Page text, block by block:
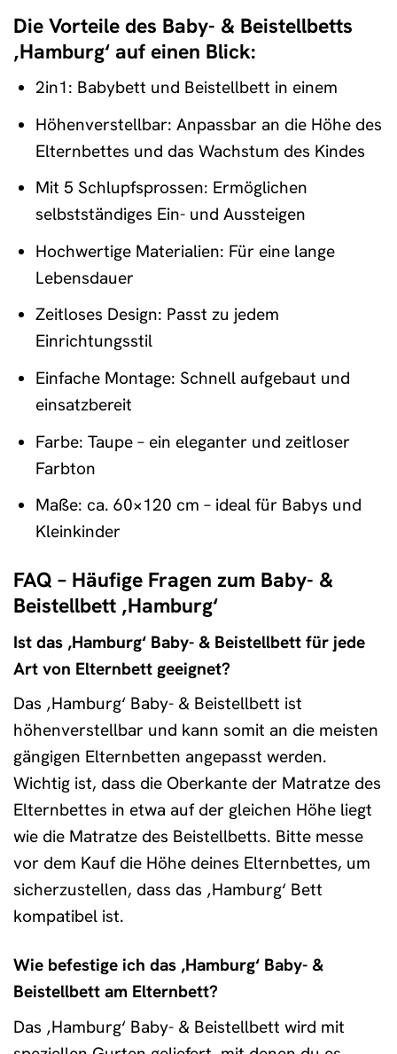
Die Vorteile des Baby- & Beistellbetts
‚Hamburg‘ auf einen Blick:
2in1: Babybett und Beistellbett in einem
Höhenverstellbar: Anpassbar an die Höhe des
Elternbettes und das Wachstum des Kindes
Mit 5 Schlupfsprossen: Ermöglichen
selbstständiges Ein- und Aussteigen
Hochwertige Materialien: Für eine lange
Lebensdauer
Zeitloses Design: Passt zu jedem
Einrichtungsstil
Einfache Montage: Schnell aufgebaut und
einsatzbereit
Farbe: Taupe – ein eleganter und zeitloser
Farbton
Maße: ca. 60×120 cm – ideal für Babys und
Kleinkinder
FAQ – Häufige Fragen zum Baby- &
Beistellbett ‚Hamburg‘
Ist das ‚Hamburg‘ Baby- & Beistellbett für jede
Art von Elternbett geeignet?
Das ‚Hamburg‘ Baby- & Beistellbett ist
höhenverstellbar und kann somit an die meisten
gängigen Elternbetten angepasst werden.
Wichtig ist, dass die Oberkante der Matratze des
Elternbettes in etwa auf der gleichen Höhe liegt
wie die Matratze des Beistellbetts. Bitte messe
vor dem Kauf die Höhe deines Elternbettes, um
sicherzustellen, dass das ‚Hamburg‘ Bett
kompatibel ist.
Wie befestige ich das ‚Hamburg‘ Baby- &
Beistellbett am Elternbett?
Das ‚Hamburg‘ Baby- & Beistellbett wird mit